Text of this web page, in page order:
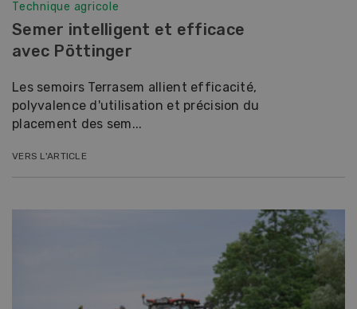
Technique agricole
Semer intelligent et efficace
avec Pöttinger
Les semoirs Terrasem allient efficacité,
polyvalence d'utilisation et précision du
placement des sem...
VERS L'ARTICLE